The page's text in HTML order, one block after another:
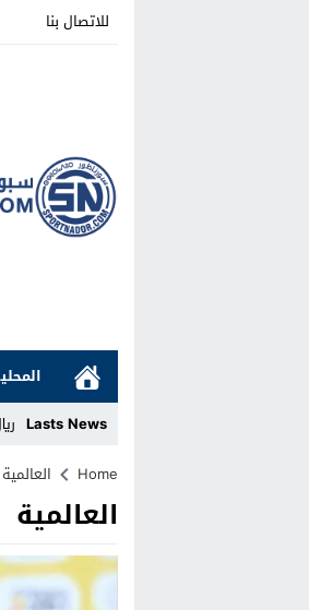
للاتصال بنا
Lasts News
Home العالمية
العالمية